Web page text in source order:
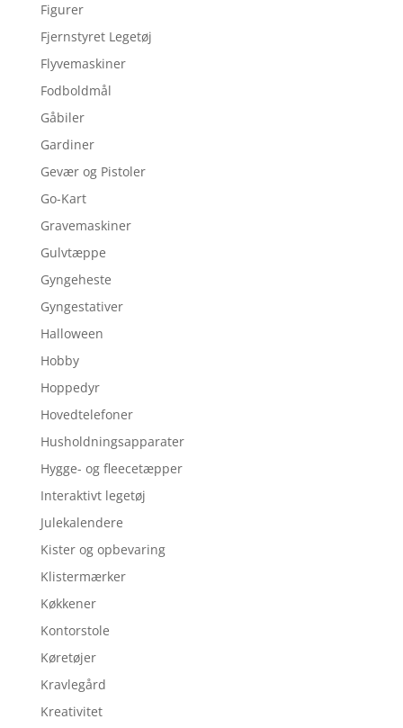
Figurer
Fjernstyret Legetøj
Flyvemaskiner
Fodboldmål
Gåbiler
Gardiner
Gevær og Pistoler
Go-Kart
Gravemaskiner
Gulvtæppe
Gyngeheste
Gyngestativer
Halloween
Hobby
Hoppedyr
Hovedtelefoner
Husholdningsapparater
Hygge- og fleecetæpper
Interaktivt legetøj
Julekalendere
Kister og opbevaring
Klistermærker
Køkkener
Kontorstole
Køretøjer
Kravlegård
Kreativitet